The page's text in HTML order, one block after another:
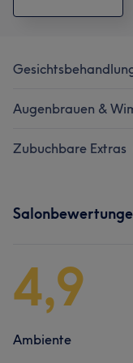
Augenbrauen &
Zubuchbare Extras
4,9
Ambiente